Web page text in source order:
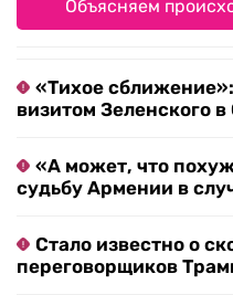
Объясняем
«Тихое
визитом Зеленского
«А может, что
судьбу Армении в
Стало известно о
переговорщиков